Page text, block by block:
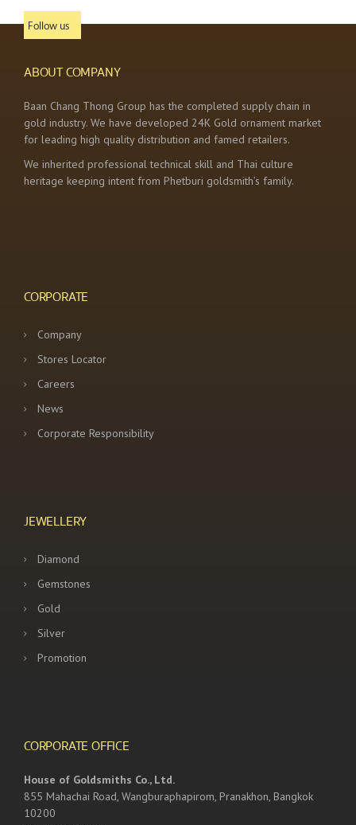
Follow us
ABOUT COMPANY
Baan Chang Thong Group has the completed supply chain in
gold industry. We have developed 24K Gold ornament market
for leading high quality distribution and famed retailers.
We inherited professional technical skill and Thai culture
heritage keeping intent from Phetburi goldsmith’s family.
CORPORATE
Company
Stores Locator
Careers
News
Corporate Responsibility
JEWELLERY
Diamond
Gemstones
Gold
Silver
Promotion
CORPORATE OFFICE
House of Goldsmiths Co., Ltd.
855 Mahachai Road, Wangburaphapirom, Pranakhon, Bangkok
10200